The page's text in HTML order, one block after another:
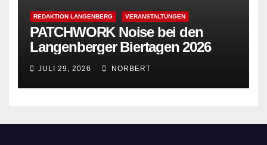
REDAKTION LANGENBERG VERANSTALTUNGEN
PATCHWORK Noise bei den
Langenberger Biertagen 2026
JULI 29, 2026 NORBERT